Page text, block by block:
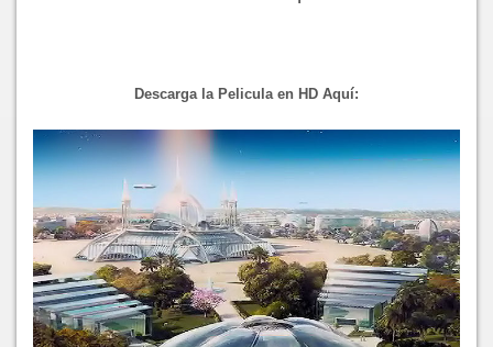
Descarga la Pelicula en HD Aquí: